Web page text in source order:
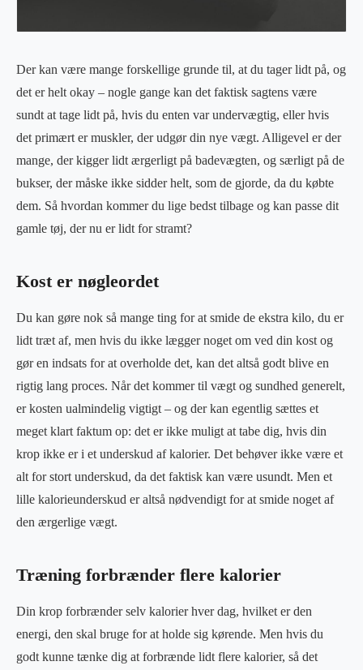
Der kan være mange forskellige grunde til, at du tager lidt på, og
det er helt okay – nogle gange kan det faktisk sagtens være
sundt at tage lidt på, hvis du enten var undervægtig, eller hvis
det primært er muskler, der udgør din nye vægt. Alligevel er der
mange, der kigger lidt ærgerligt på badevægten, og særligt på de
bukser, der måske ikke sidder helt, som de gjorde, da du købte
dem. Så hvordan kommer du lige bedst tilbage og kan passe dit
gamle tøj, der nu er lidt for stramt?
Kost er nøgleordet
Du kan gøre nok så mange ting for at smide de ekstra kilo, du er
lidt træt af, men hvis du ikke lægger noget om ved din kost og
gør en indsats for at overholde det, kan det altså godt blive en
rigtig lang proces. Når det kommer til vægt og sundhed generelt,
er kosten ualmindelig vigtigt – og der kan egentlig sættes et
meget klart faktum op: det er ikke muligt at tabe dig, hvis din
krop ikke er i et underskud af kalorier. Det behøver ikke være et
alt for stort underskud, da det faktisk kan være usundt. Men et
lille kalorieunderskud er altså nødvendigt for at smide noget af
den ærgerlige vægt.
Træning forbrænder flere kalorier
Din krop forbrænder selv kalorier hver dag, hvilket er den
energi, den skal bruge for at holde sig kørende. Men hvis du
godt kunne tænke dig at forbrænde lidt flere kalorier, så det